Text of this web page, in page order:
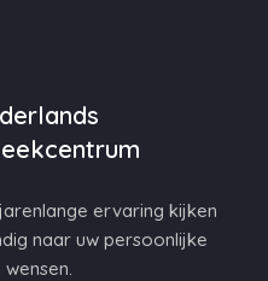
ervaring kijken
naar uw persoonlijke